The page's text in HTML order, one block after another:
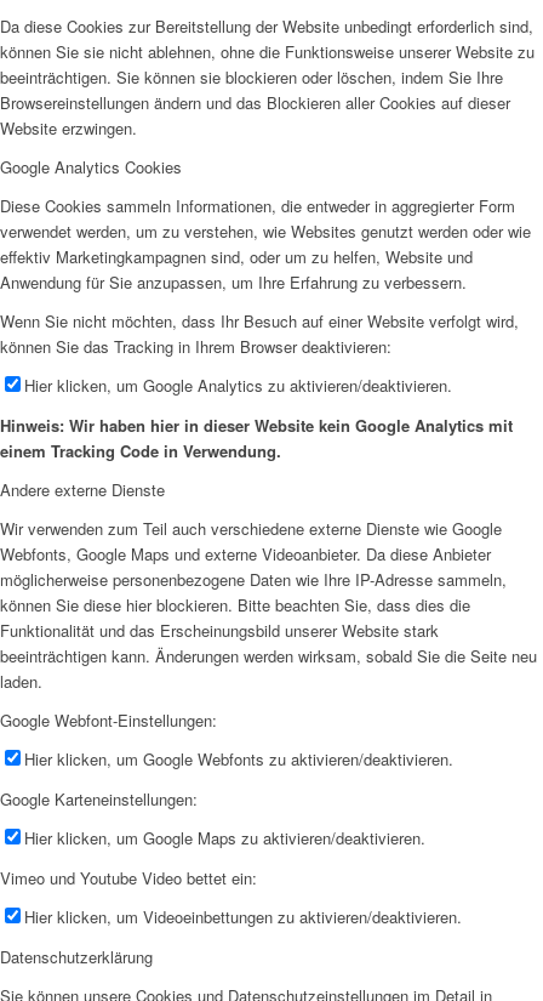
Da diese Cookies zur Bereitstellung der Website unbedingt erforderlich sind,
können Sie sie nicht ablehnen, ohne die Funktionsweise unserer Website zu
beeinträchtigen. Sie können sie blockieren oder löschen, indem Sie Ihre
Browsereinstellungen ändern und das Blockieren aller Cookies auf dieser
Website erzwingen.
Google Analytics Cookies
Diese Cookies sammeln Informationen, die entweder in aggregierter Form
verwendet werden, um zu verstehen, wie Websites genutzt werden oder wie
effektiv Marketingkampagnen sind, oder um zu helfen, Website und
Anwendung für Sie anzupassen, um Ihre Erfahrung zu verbessern.
Wenn Sie nicht möchten, dass Ihr Besuch auf einer Website verfolgt wird,
können Sie das Tracking in Ihrem Browser deaktivieren:
Hier klicken, um Google Analytics zu aktivieren/deaktivieren.
Hinweis: Wir haben hier in dieser Website kein Google Analytics mit
einem Tracking Code in Verwendung.
Andere externe Dienste
Wir verwenden zum Teil auch verschiedene externe Dienste wie Google
Webfonts, Google Maps und externe Videoanbieter. Da diese Anbieter
möglicherweise personenbezogene Daten wie Ihre IP-Adresse sammeln,
können Sie diese hier blockieren. Bitte beachten Sie, dass dies die
Funktionalität und das Erscheinungsbild unserer Website stark
beeinträchtigen kann. Änderungen werden wirksam, sobald Sie die Seite neu
laden.
Google Webfont-Einstellungen:
Hier klicken, um Google Webfonts zu aktivieren/deaktivieren.
Google Karteneinstellungen:
Hier klicken, um Google Maps zu aktivieren/deaktivieren.
Vimeo und Youtube Video bettet ein:
Hier klicken, um Videoeinbettungen zu aktivieren/deaktivieren.
Datenschutzerklärung
Sie können unsere Cookies und Datenschutzeinstellungen im Detail in